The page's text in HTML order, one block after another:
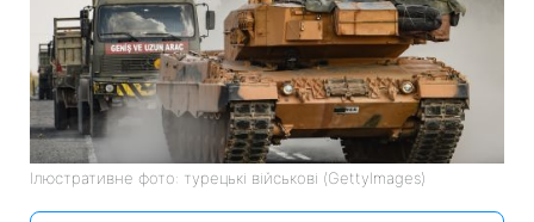
Ілюстративне фото: турецькі військові (GettyImages)